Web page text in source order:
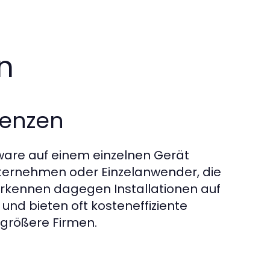
auf einem einzelnen Gerät
oder Einzelanwender, die
dagegen Installationen auf
bieten oft kosteneffiziente
Firmen.